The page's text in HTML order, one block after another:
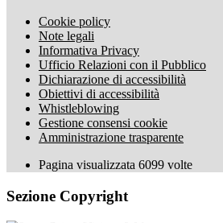
Cookie policy
Note legali
Informativa Privacy
Ufficio Relazioni con il Pubblico
Dichiarazione di accessibilità
Obiettivi di accessibilità
Whistleblowing
Gestione consensi cookie
Amministrazione trasparente
Pagina visualizzata 6099 volte
Sezione Copyright